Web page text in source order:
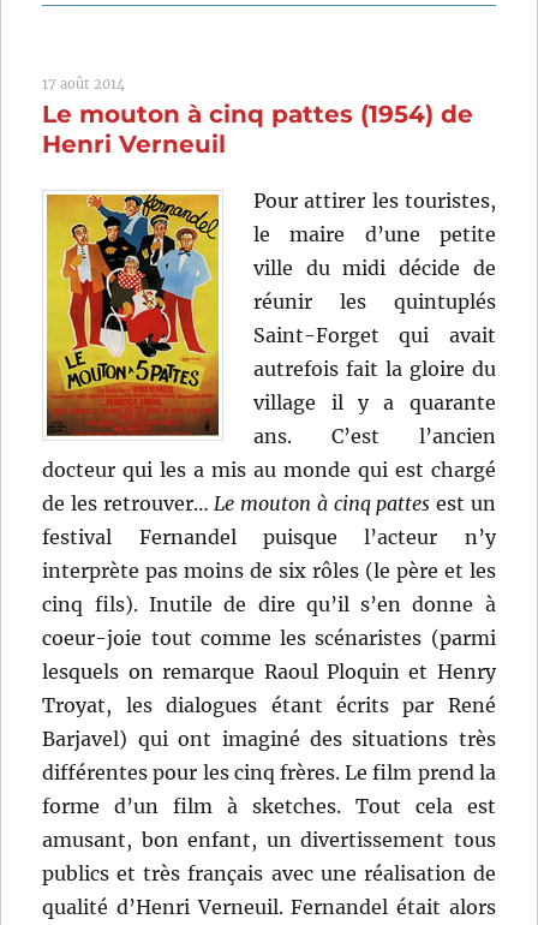
François
Christian-
17 août 2014
Le mouton à cinq pattes (1954) de
Henri Verneuil
Pour attirer les touristes,
le maire d’une petite
ville du midi décide de
réunir les quintuplés
Saint-Forget qui avait
autrefois fait la gloire du
village il y a quarante
ans. C’est l’ancien
docteur qui les a mis au monde qui est chargé
de les retrouver…Le mouton à cinq pattes est un
festival Fernandel puisque l’acteur n’y
interprète pas moins de six rôles (le père et les
cinq fils). Inutile de dire qu’il s’en donne à
coeur-joie tout comme les scénaristes (parmi
lesquels on remarque Raoul Ploquin et Henry
Troyat, les dialogues étant écrits par René
Barjavel) qui ont imaginé des situations très
différentes pour les cinq frères. Le film prend la
forme d’un film à sketches. Tout cela est
amusant, bon enfant, un divertissement tous
publics et très français avec une réalisation de
qualité d’Henri Verneuil. Fernandel était alors